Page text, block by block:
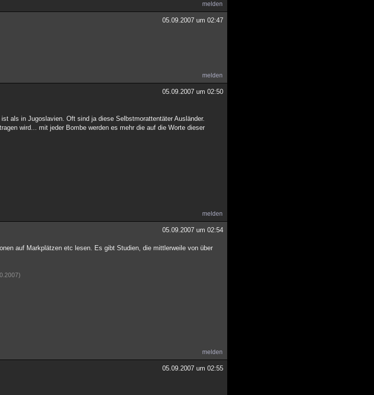
melden
05.09.2007 um 02:47
melden
05.09.2007 um 02:50
als in Jugoslavien. Oft sind ja diese Selbstmorattentäter Ausländer.
wird... mit jeder Bombe werden es mehr die auf die Worte dieser
melden
05.09.2007 um 02:54
auf Markplätzen etc lesen. Es gibt Studien, die mittlerweile von über
melden
05.09.2007 um 02:55